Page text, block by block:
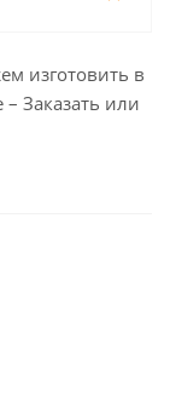
изготовить в
Заказать или